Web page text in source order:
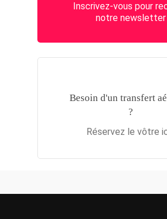
Inscrivez-vous pour
notre newsletter
Besoin d'un transfert
?
Réservez le vôtre